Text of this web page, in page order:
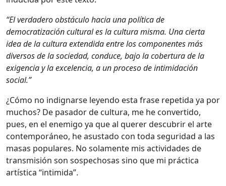
“El verdadero obstáculo hacia una política de
democratización cultural es la cultura misma. Una cierta
idea de la cultura extendida entre los componentes más
diversos de la sociedad, conduce, bajo la cobertura de la
exigencia y la excelencia, a un proceso de intimidación
social.”
¿Cómo no indignarse leyendo esta frase repetida ya por
muchos? De pasador de cultura, me he convertido,
pues, en el enemigo ya que al querer descubrir el arte
contemporáneo, he asustado con toda seguridad a las
masas populares. No solamente mis actividades de
transmisión son sospechosas sino que mi práctica
artística “intimida”.